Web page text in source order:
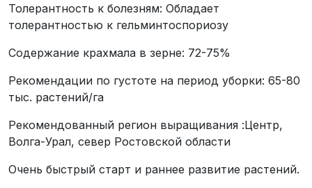
Толерантность к болезням: Обладает
толерантностью к гельминтоспориозу
Содержание крахмала в зерне: 72-75%
Рекомендации по густоте на период уборки: 65-80
тыс. растений/га
Рекомендованный регион выращивания :Центр,
Волга-Урал, север Ростовской области
Очень быстрый старт и раннее развитие растений.